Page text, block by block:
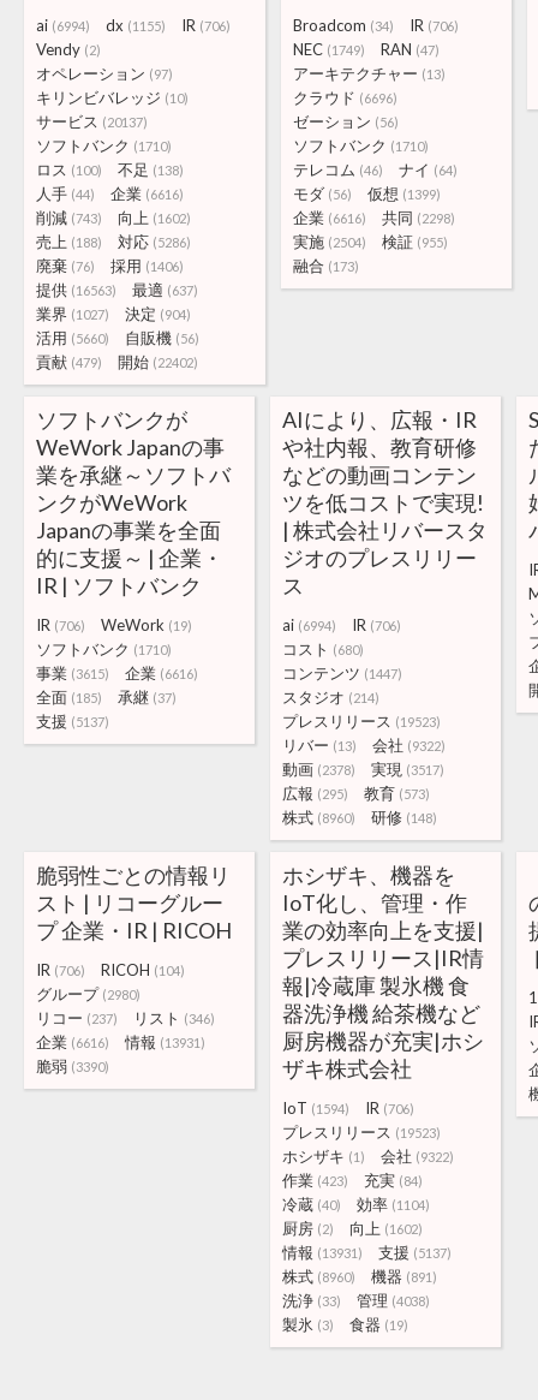
ai (6994) dx (1155) IR (706)
Vendy (2)
オペレーション (97)
キリンビバレッジ (10)
サービス (20137)
ソフトバンク (1710)
ロス (100) 不足 (138)
人手 (44) 企業 (6616)
削減 (743) 向上 (1602)
売上 (188) 対応 (5286)
廃棄 (76) 採用 (1406)
提供 (16563) 最適 (637)
業界 (1027) 決定 (904)
活用 (5660) 自販機 (56)
貢献 (479) 開始 (22402)
Broadcom (34) IR (706)
NEC (1749) RAN (47)
アーキテクチャー (13)
クラウド (6696)
ゼーション (56)
ソフトバンク (1710)
テレコム (46) ナイ (64)
モダ (56) 仮想 (1399)
企業 (6616) 共同 (2298)
実施 (2504) 検証 (955)
融合 (173)
ソフトバンクが
WeWork Japanの事
業を承継～ソフトバ
ンクがWeWork
Japanの事業を全面
的に支援～ | 企業・
IR | ソフトバンク
IR (706) WeWork (19)
ソフトバンク (1710)
事業 (3615) 企業 (6616)
全面 (185) 承継 (37)
支援 (5137)
AIにより、広報・IR
や社内報、教育研修
などの動画コンテン
ツを低コストで実現!
| 株式会社リバースタ
ジオのプレスリリー
ス
ai (6994) IR (706)
コスト (680)
コンテンツ (1447)
スタジオ (214)
プレスリリース (19523)
リバー (13) 会社 (9322)
動画 (2378) 実現 (3517)
広報 (295) 教育 (573)
株式 (8960) 研修 (148)
脆弱性ごとの情報リ
スト | リコーグルー
プ 企業・IR | RICOH
IR (706) RICOH (104)
グループ (2980)
リコー (237) リスト (346)
企業 (6616) 情報 (13931)
脆弱 (3390)
ホシザキ、機器を
IoT化し、管理・作
業の効率向上を支援|
プレスリリース|IR情
報|冷蔵庫 製氷機 食
器洗浄機 給茶機など
厨房機器が充実|ホシ
ザキ株式会社
IoT (1594) IR (706)
プレスリリース (19523)
ホシザキ (1) 会社 (9322)
作業 (423) 充実 (84)
冷蔵 (40) 効率 (1104)
厨房 (2) 向上 (1602)
情報 (13931) 支援 (5137)
株式 (8960) 機器 (891)
洗浄 (33) 管理 (4038)
製氷 (3) 食器 (19)